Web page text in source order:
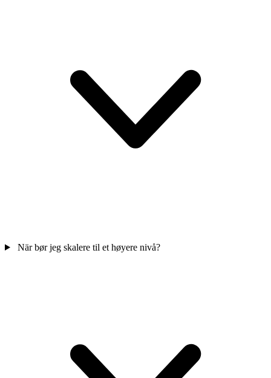
När bør jeg skalere til et høyere nivå?